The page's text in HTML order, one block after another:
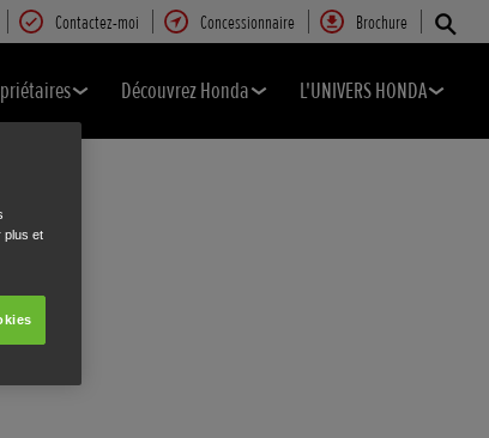
Contactez-moi Concessionnaire Brochure
Découvrez Honda L'UNIVERS HONDA
plus et